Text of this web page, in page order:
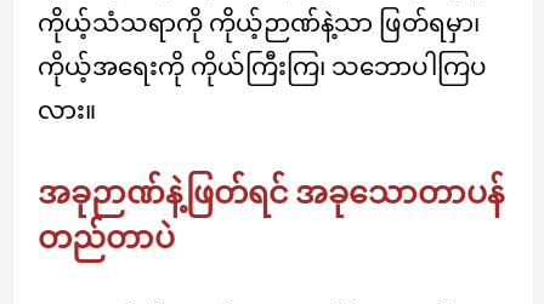
ကိုယ့်သံသရာကို ကိုယ့်ဉာဏ်နဲ့သာ ဖြတ်ရမှာ၊
ကိုယ့်အရေးကို ကိုယ်ကြီးကြ၊ သဘောပါကြပ
လား။
အခုဉာဏ်နဲ့ဖြတ်ရင် အခုသောတာပန်
တည်တာပဲ